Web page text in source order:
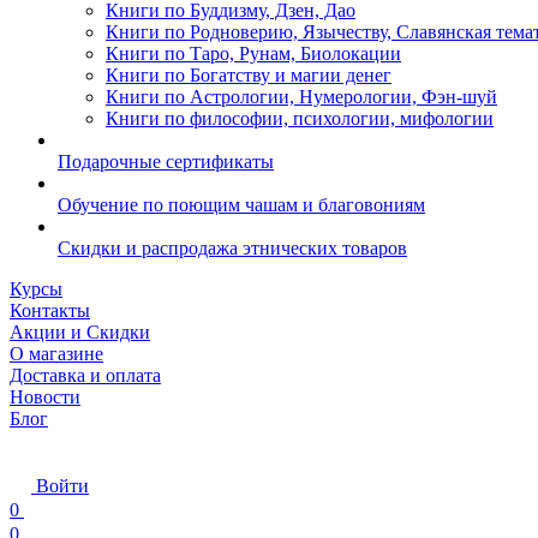
Книги по Буддизму, Дзен, Дао
Книги по Родноверию, Язычеству, Славянская
Книги по Таро, Рунам, Биолокации
Книги по Богатству и магии денег
Книги по Астрологии, Нумерологии, Фэн-шуй
Книги по философии, психологии, мифологии
Подарочные сертификаты
Обучение по поющим чашам и благовониям
Скидки и распродажа этнических товаров
Курсы
Контакты
Акции и Скидки
О магазине
Доставка и оплата
Новости
Блог
Войти
0
0